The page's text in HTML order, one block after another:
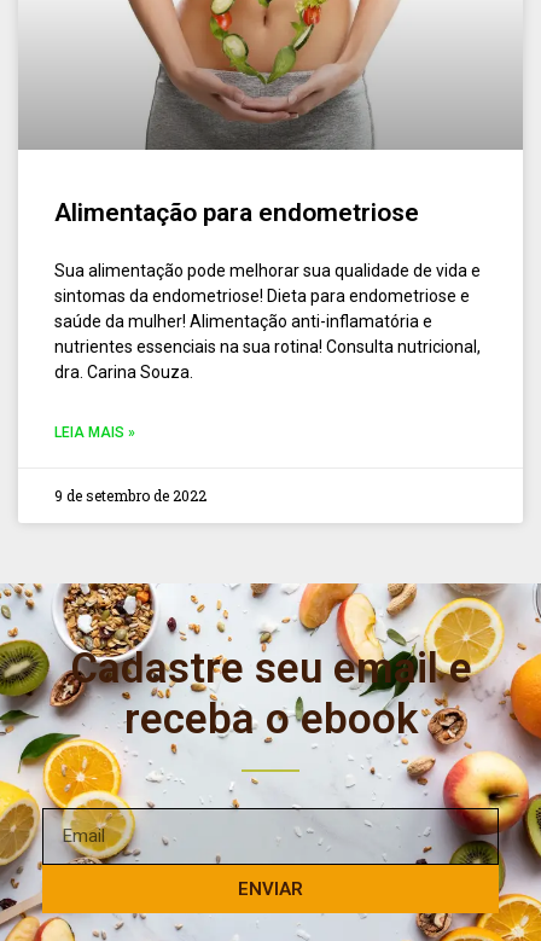
Alimentação para endometriose
Sua alimentação pode melhorar sua qualidade de vida e
sintomas da endometriose! Dieta para endometriose e
saúde da mulher! Alimentação anti-inflamatória e
nutrientes essenciais na sua rotina! Consulta nutricional,
dra. Carina Souza.
LEIA MAIS »
9 de setembro de 2022
Cadastre seu email e
receba o ebook
ENVIAR